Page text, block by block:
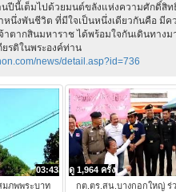
นปีนี้เต็มไปด้วยมนต์ขลังแห่งความศักดิ์สิ
นึ่งพันชีวิต ที่มีใจเป็นหนึ่งเดียวกันคือ มีค
าตากสินมหาราช ได้พร้อมใจกันเดินทาง
ยรติในพระองค์ท่าน
news/detail.asp?id=736
03:43
มภพพระบาท
ดู 1,964 ครั้ง
กต.ตร.สน.บางกอกใหญ่ ร่